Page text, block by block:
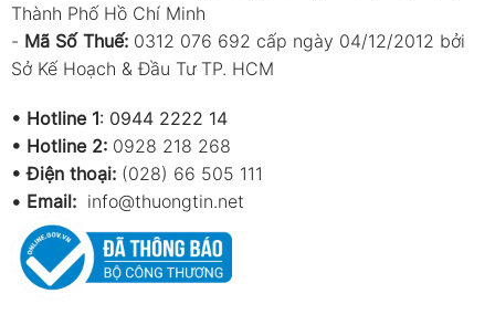
Thành Phố Hồ Chí Minh
- Mã Số Thuế: 0312 076 692 cấp ngày 04/12/2012 bởi
Sở Kế Hoạch & Đầu Tư TP. HCM
• Hotline 1: 0944 2222 14
• Hotline 2: 0928 218 268
• Điện thoại: (028) 66 505 111
• Email: info@thuongtin.net